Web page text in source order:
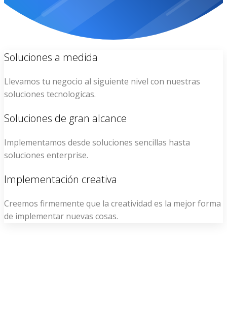
Soluciones a medida
Llevamos tu negocio al siguiente nivel con nuestras
soluciones tecnologicas.
Soluciones de gran alcance
Implementamos desde soluciones sencillas hasta
soluciones enterprise.
Implementación creativa
Creemos firmemente que la creatividad es la mejor forma
de implementar nuevas cosas.